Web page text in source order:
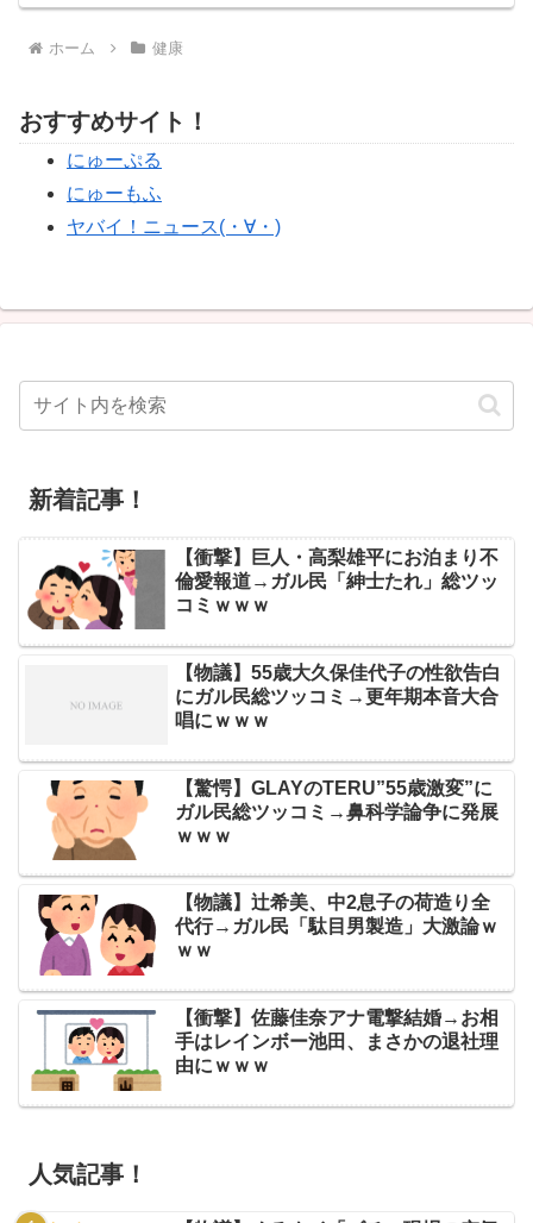
ホーム 健康
おすすめサイト！
にゅーぷる
にゅーもふ
ヤバイ！ニュース(・∀・)
新着記事！
【衝撃】巨人・高梨雄平にお泊まり不
倫愛報道→ガル民「紳士たれ」総ツッ
コミｗｗｗ
【物議】55歳大久保佳代子の性欲告白
にガル民総ツッコミ→更年期本音大合
唱にｗｗｗ
【驚愕】GLAYのTERU”55歳激変”に
ガル民総ツッコミ→鼻科学論争に発展
ｗｗｗ
【物議】辻希美、中2息子の荷造り全
代行→ガル民「駄目男製造」大激論ｗ
ｗｗ
【衝撃】佐藤佳奈アナ電撃結婚→お相
手はレインボー池田、まさかの退社理
由にｗｗｗ
人気記事！